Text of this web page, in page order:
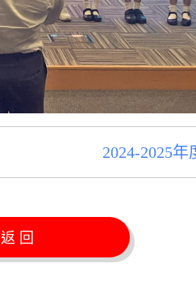
2024-2025
返 回